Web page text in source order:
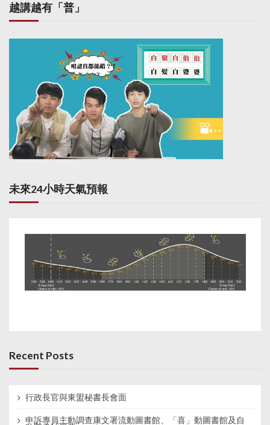
越講越有「普」
未來24小時天氣預報
Recent Posts
行政長官與東盟秘書長會面
申訴專員主動調查康文署流動圖書館、「喜」動圖書館及自